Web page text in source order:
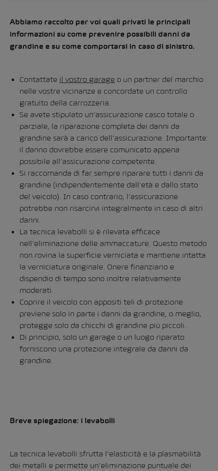
Abbiamo raccolto per voi quali privati le principali
informazioni su come prevenire possibili danni da
grandine e su come comportarsi in caso di sinistro.
Contattate il vostro garage o un partner del marchio
nelle vostre vicinanze e concordate un controllo
gratuito della carrozzeria.
Se avete stipulato un’assicurazione casco totale o
parziale, la riparazione completa dei danni da
grandine sarà a carico dell’assicurazione. Importante:
il danno dovrebbe essere comunicato appena
possibile all’assicurazione competente.
Si raccomanda di far sempre riparare tutti i danni da
grandine (indipendentemente dall’età e dallo stato
del veicolo). In caso contrario, l’assicurazione
potrebbe non risarcirvi integralmente in caso di altri
danni.
La tecnica levabolli si è rilevata efficace
nell’eliminazione delle ammaccature. Questo metodo
non rovina la superficie verniciata e mantiene intatta
la verniciatura originale. Onere finanziario e
dispendio di tempo sono inoltre relativamente
moderati.
Coprire il veicolo con appositi teli di protezione
previene solo in parte i danni da grandine, o meglio,
protegge solo da chicchi di grandine più piccoli.
Di principio, solo un garage o un luogo riparato
forniscono una protezione integrale da danni da
grandine.
Breve spiegazione: i levabolli
La tecnica levabolli sfrutta l’elasticità e la plasmabilità
dei metalli e permette un’eliminazione puntuale dei